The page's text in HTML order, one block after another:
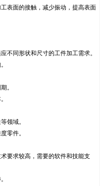
表面的接触，减少振动，提高表面
不同形状和尺寸的工件加工需求。
。
领域。
零件。
要求较高，需要的软件和技能支